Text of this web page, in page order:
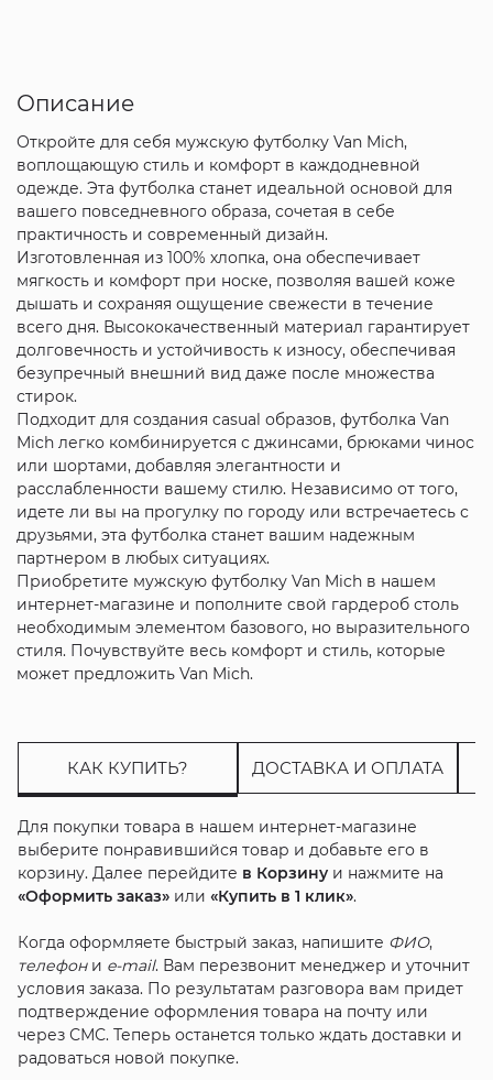
Описание
Откройте для себя мужскую футболку Van Mich,
воплощающую стиль и комфорт в каждодневной
одежде. Эта футболка станет идеальной основой для
вашего повседневного образа, сочетая в себе
практичность и современный дизайн.
Изготовленная из 100% хлопка, она обеспечивает
мягкость и комфорт при носке, позволяя вашей коже
дышать и сохраняя ощущение свежести в течение
всего дня. Высококачественный материал гарантирует
долговечность и устойчивость к износу, обеспечивая
безупречный внешний вид даже после множества
стирок.
Подходит для создания casual образов, футболка Van
Mich легко комбинируется с джинсами, брюками чинос
или шортами, добавляя элегантности и
расслабленности вашему стилю. Независимо от того,
идете ли вы на прогулку по городу или встречаетесь с
друзьями, эта футболка станет вашим надежным
партнером в любых ситуациях.
Приобретите мужскую футболку Van Mich в нашем
интернет-магазине и пополните свой гардероб столь
необходимым элементом базового, но выразительного
стиля. Почувствуйте весь комфорт и стиль, которые
может предложить Van Mich.
КАК КУПИТЬ? ДОСТАВКА И ОПЛАТА
Для покупки товара в нашем интернет-магазине
выберите понравившийся товар и добавьте его в
корзину. Далее перейдите в Корзинуи нажмите на
«Оформить заказ»или «Купить в 1 клик».
Когда оформляете быстрый заказ, напишите ФИО,
телефони e-mail. Вам перезвонит менеджер и уточнит
условия заказа. По результатам разговора вам придет
подтверждение оформления товара на почту или
через СМС. Теперь останется только ждать доставки и
радоваться новой покупке.